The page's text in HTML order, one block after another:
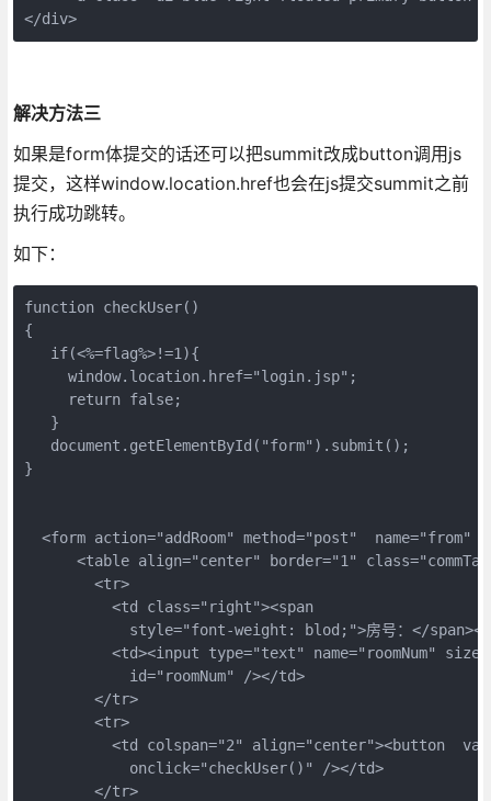
</div>
解决方法三
如果是form体提交的话还可以把summit改成button调用js
提交，这样window.location.href也会在js提交summit之前
执行成功跳转。
如下：
function checkUser()
{
   if(<%=flag%>!=1){
     window.location.href="login.jsp";
     return false;
   }
   document.getElementById("form").submit();
}
<form action="addRoom" method="post"  name="from"
<table align="center" border="1"
        <tr>
          <td class="right"><span
style="font-weight: blod;">房号：</
<td><input type="text" name="roomNum"
            id="roomNum" /></td>
        </tr>
        <tr>
<td colspan="2" align="center"><button
            onclick="checkUser()" /></td>
        </tr>